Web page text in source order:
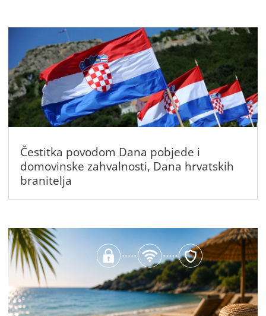
Čestitka povodom Dana pobjede i
domovinske zahvalnosti, Dana hrvatskih
branitelja